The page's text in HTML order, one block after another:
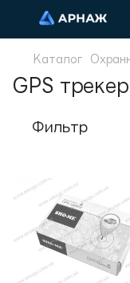
Каталог
GPS
Фильтр